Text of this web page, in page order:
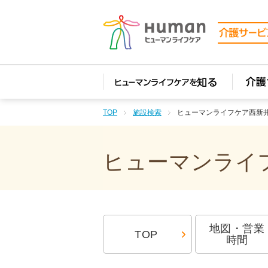
TOP 施設検索 ヒューマンライフケア西新
ヒューマンライ
TOP
地図・営業
時間